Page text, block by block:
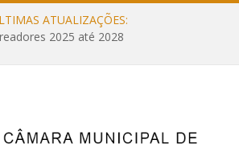
ATUALIZAÇÕES:
2025 até 2028